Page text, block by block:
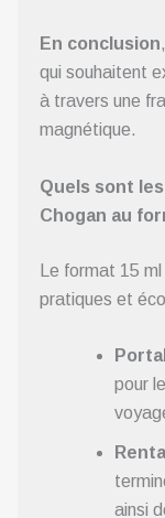
En conclusion
qui souhaitent
à travers une
magnétique.
Quels sont
Chogan au
Le format 15
pratiques et
pour
ainsi